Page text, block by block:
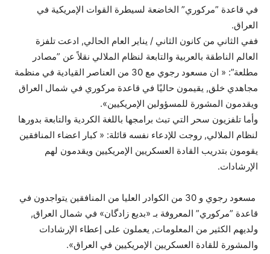
في قاعدة ”مركوري” الخاضعة لسيطرة القوات الإمريكية في
العراق.
ففي الثاني من كانون الثاني / يناير العام الحالي, ادعت تلفزة
العالم الناطقة بالعربية والتابعة لنظام الملالي نقلاً عن ”مصادر
مطلعة”: « ان مسعود رجوي مع 30 من العناصر القيادية في منظمة
مجاهدي خلق, يقيمون حاليًا في قاعدة مركوري في شمال العراق
ويقدمون المشورة للمسؤولين الإمريكيين».
وأما تلفزيون سحر التي تبث برامجها باللغة الكردية والتابعة بدورها
لنظام الملالي, روجت للإدعاء نفسه قائلة: « كبار اعضاء المنافقين
يقومون بتدريب القادة العسكريين الإمريكيين ويقدمون لهم
الإرشادات.
مسعود رجوي و 30 من الكوادر العليا من المنافقين يتواجدون في
قاعدة ”مركوري” المعروفة بـ «بديع زادگان» في شمال العراق,
ولديهم الكثير من المعلومات, يعملون على إعطاء الإرشادات
والمشورة للقادة العسكريين الإمريكيين في العراق».